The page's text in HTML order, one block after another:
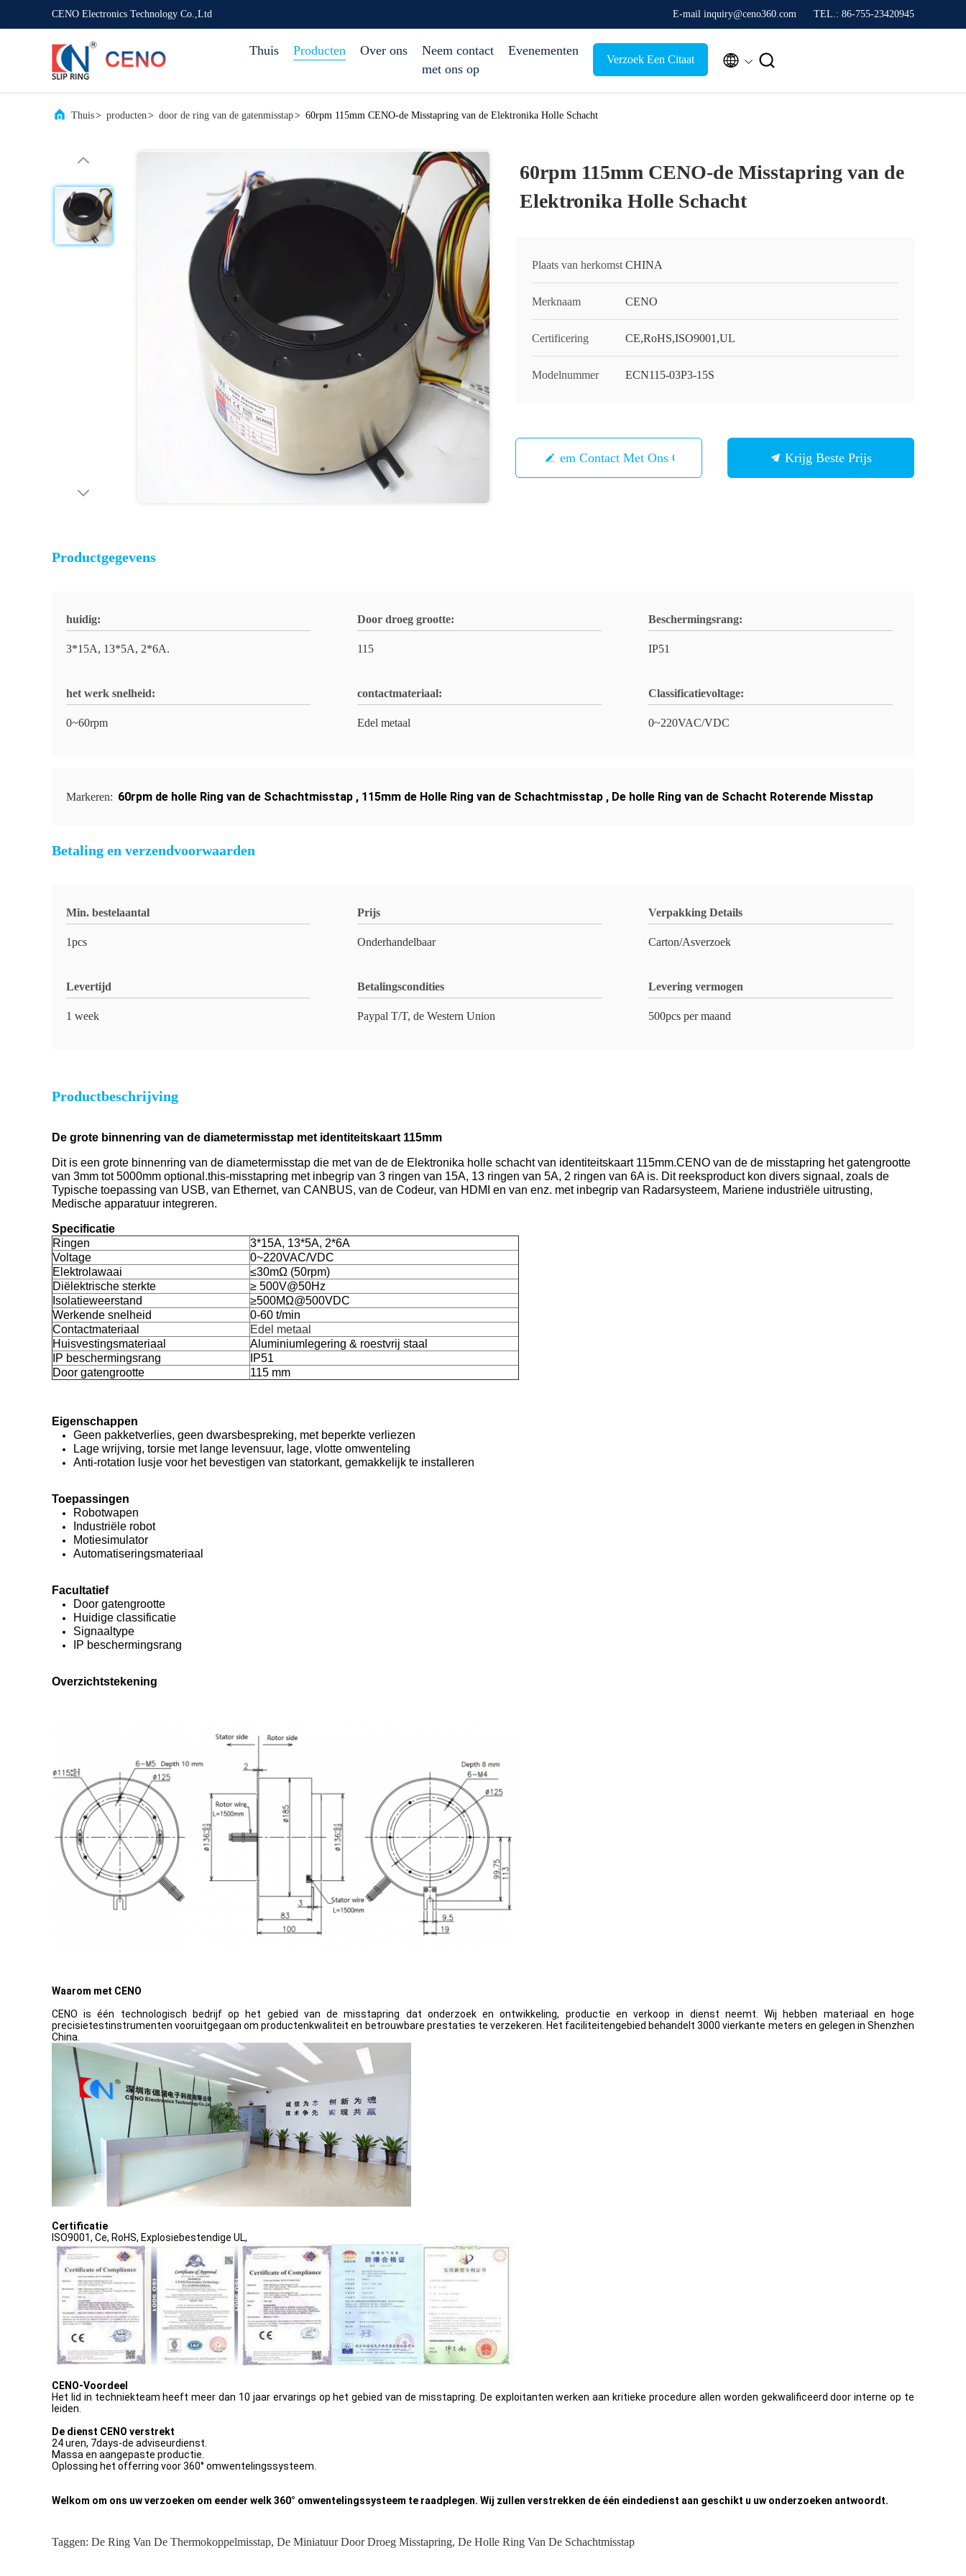
CENO Electronics Technology Co.,Ltd E-mail inquiry@ceno360.com TEL.: 86-755-23420945
Thuis Producten Over ons
Neem contact
met ons op
Evenementen
Verzoek Een Citaat  
Thuis> producten> door de ring van de gatenmisstap> 60rpm 115mm CENO-de Misstapring van de Elektronika Holle Schacht
60rpm 115mm CENO-de Misstapring van de
Elektronika Holle Schacht
Plaats van herkomst CHINA
Merknaam CENO
Certificering CE,RoHS,ISO9001,UL
Modelnummer ECN115-03P3-15S
Neem Contact Met Ons Op Krijg Beste Prijs
Productgegevens
huidig:
3*15A, 13*5A, 2*6A.
Door droeg grootte:
115
Beschermingsrang:
IP51
het werk snelheid:
0~60rpm
contactmateriaal:
Edel metaal
Classificatievoltage:
0~220VAC/VDC
Markeren: 60rpm de holle Ring van de Schachtmisstap , 115mm de Holle Ring van de Schachtmisstap , De holle Ring van de Schacht Roterende Misstap
Betaling en verzendvoorwaarden
Min. bestelaantal
1pcs
Prijs
Onderhandelbaar
Verpakking Details
Carton/Asverzoek
Levertijd
1 week
Betalingscondities
Paypal T/T, de Western Union
Levering vermogen
500pcs per maand
Productbeschrijving
De grote binnenring van de diametermisstap met identiteitskaart 115mm
Dit is een grote binnenring van de diametermisstap die met van de de Elektronika holle schacht van identiteitskaart 115mm.CENO van de de misstapring het gatengrootte
van 3mm tot 5000mm optional.this-misstapring met inbegrip van 3 ringen van 15A, 13 ringen van 5A, 2 ringen van 6A is. Dit reeksproduct kon divers signaal, zoals de
Typische toepassing van USB, van Ethernet, van CANBUS, van de Codeur, van HDMI en van enz. met inbegrip van Radarsysteem, Mariene industriële uitrusting,
Medische apparatuur integreren.
Specificatie
Ringen
3*15A, 13*5A, 2*6A
Voltage
0~220VAC/VDC
Elektrolawaai
≤30mΩ (50rpm)
Diëlektrische sterkte
≥ 500V@50Hz
Isolatieweerstand
≥500MΩ@500VDC
Werkende snelheid
0-60 t/min
Contactmateriaal
Edel metaal
Huisvestingsmateriaal
Aluminiumlegering & roestvrij staal
IP beschermingsrang
IP51
Door gatengrootte
115 mm
Eigenschappen
Geen pakketverlies, geen dwarsbespreking, met beperkte verliezen
Lage wrijving, torsie met lange levensuur, lage, vlotte omwenteling
Anti-rotation lusje voor het bevestigen van statorkant, gemakkelijk te installeren
Toepassingen
Robotwapen
Industriële robot
Motiesimulator
Automatiseringsmateriaal
Facultatief
Door gatengrootte
Huidige classificatie
Signaaltype
IP beschermingsrang
Overzichtstekening
Waarom met CENO
CENO is één technologisch bedrijf op het gebied van de misstapring dat onderzoek en ontwikkeling, productie en verkoop in dienst neemt. Wij hebben materiaal en hoge
precisietestinstrumenten vooruitgegaan om productenkwaliteit en betrouwbare prestaties te verzekeren. Het faciliteitengebied behandelt 3000 vierkante meters en gelegen in Shenzhen
China.
Certificatie
ISO9001, Ce, RoHS, Explosiebestendige UL,
CENO-Voordeel
Het lid in techniekteam heeft meer dan 10 jaar ervarings op het gebied van de misstapring. De exploitanten werken aan kritieke procedure allen worden gekwalificeerd door interne op te
leiden.
De dienst CENO verstrekt
24 uren, 7days-de adviseurdienst.
Massa en aangepaste productie.
Oplossing het offerring voor 360° omwentelingssysteem.
Welkom om ons uw verzoeken om eender welk 360° omwentelingssysteem te raadplegen. Wij zullen verstrekken de één eindedienst aan geschikt u uw onderzoeken antwoordt.
Taggen: De Ring Van De Thermokoppelmisstap, De Miniatuur Door Droeg Misstapring, De Holle Ring Van De Schachtmisstap